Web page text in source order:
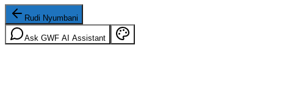
Rudi Nyumbani
Ask GWF AI Assistant